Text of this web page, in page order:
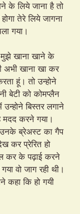
के लिये जाना है तो
तेरे लिये जागना
गया।
मुझे खाना खाने के
अभी खाना खा कर
हूं। तो उन्होने
बेटी को कोमप्लैन
बिस्तर लगाने
मदद करने गया।
ब्रेअस्ट का गैप
कर प्रेरित हो
कर के पढ़ाई करने
वो जाग रही थी।
कहा कि हो गयी